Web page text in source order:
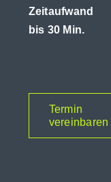
Zeitaufwand
bis 30 Min.
Termin
vereinbaren